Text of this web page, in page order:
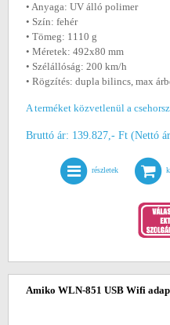
• Anyaga: UV álló polimer
• Szín: fehér
• Tömeg: 1110 g
• Méretek: 492x80 mm
• Szélállóság: 200 km/h
• Rögzítés: dupla bilincs, max
A terméket közvetlenül a
Bruttó ár: 139.827,- Ft (Nettó
részletek
Amiko WLN-851 USB Wifi